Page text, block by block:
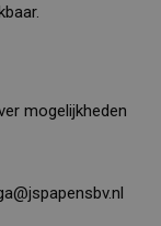
mogelijkheden